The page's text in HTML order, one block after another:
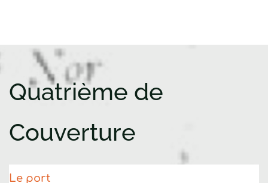
Quatrième de
Couverture
Le port